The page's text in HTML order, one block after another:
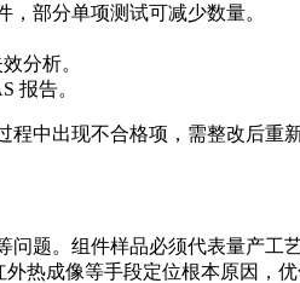
部分单项测试可减少数量。
分析。
报告。
中出现不合格项，需整改后重
题。组件样品必须代表量产
热成像等手段定位根本原因，优